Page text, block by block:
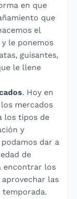
en que
que
el
le ponemos
guisantes,
le llene
. Hoy en
mercados
los tipos de
y
dar a
de
encontrar los
las
temporada.